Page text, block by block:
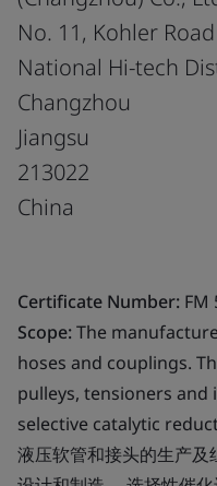
No. 11, Kohler Road
National Hi-tech
Changzhou
Jiangsu
213022
China
Certificate Number: FM
Scope:The
hoses and couplings.
pulleys, tensioners
selective catalytic
液压软管和接头的生产